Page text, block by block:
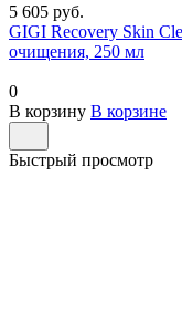
5 605 руб.
GIGI Recovery Skin
очищения, 250 мл
0
В корзину В корзине
Быстрый просмотр